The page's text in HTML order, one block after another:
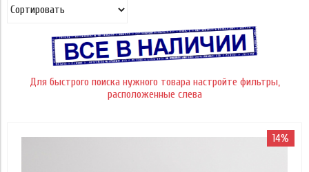
WARRIOR
BAUER
Уровень
Полупрофессионал
Профессионал
Применить
Китай
Для быстрого поиска нужного товара настройте фильтры,
расположенные слева
14%